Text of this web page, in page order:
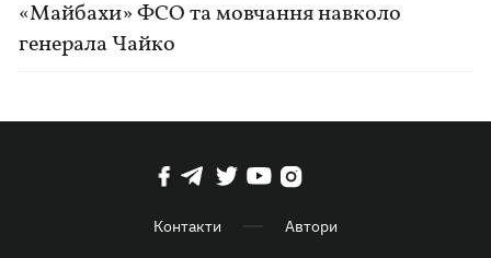
«Майбахи» ФСО та мовчання навколо
генерала Чайко
Контакти Автори